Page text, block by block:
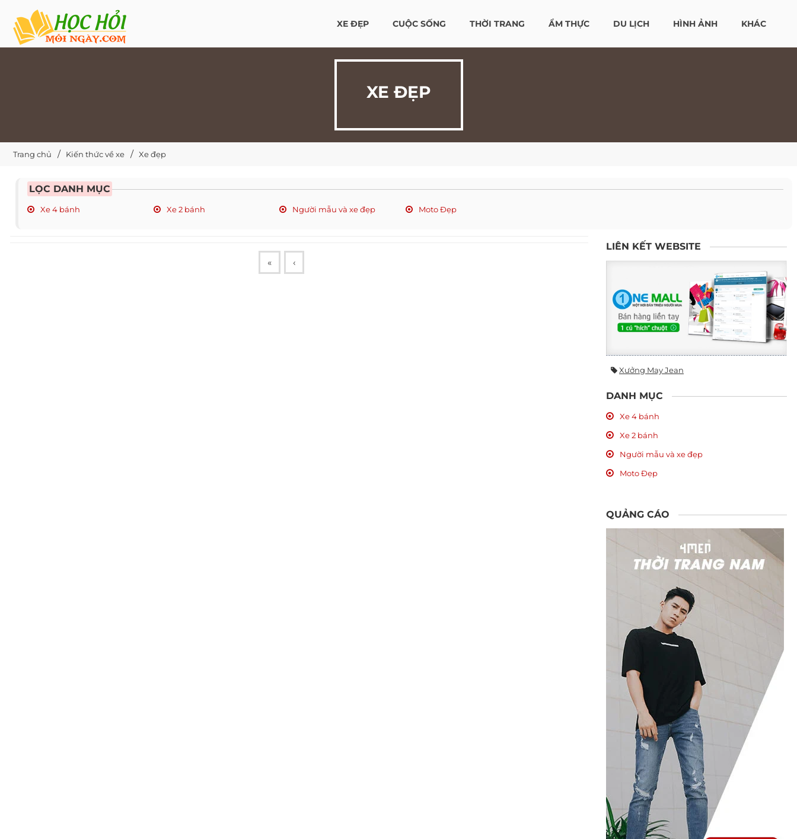
XE ĐẸP CUỘC SỐNG THỜI TRANG ẨM THỰC DU LỊCH HÌNH ẢNH KHÁC
XE ĐẸP
Trang chủ Kiến thức về xe Xe đẹp
LỌC DANH MỤC
Xe 4 bánh Xe 2 bánh Người mẫu và xe đẹp Moto Đẹp
« ‹
LIÊN KẾT WEBSITE
Xưởng May Jean
DANH MỤC
Xe 4 bánh
Xe 2 bánh
Người mẫu và xe đẹp
Moto Đẹp
QUẢNG CÁO